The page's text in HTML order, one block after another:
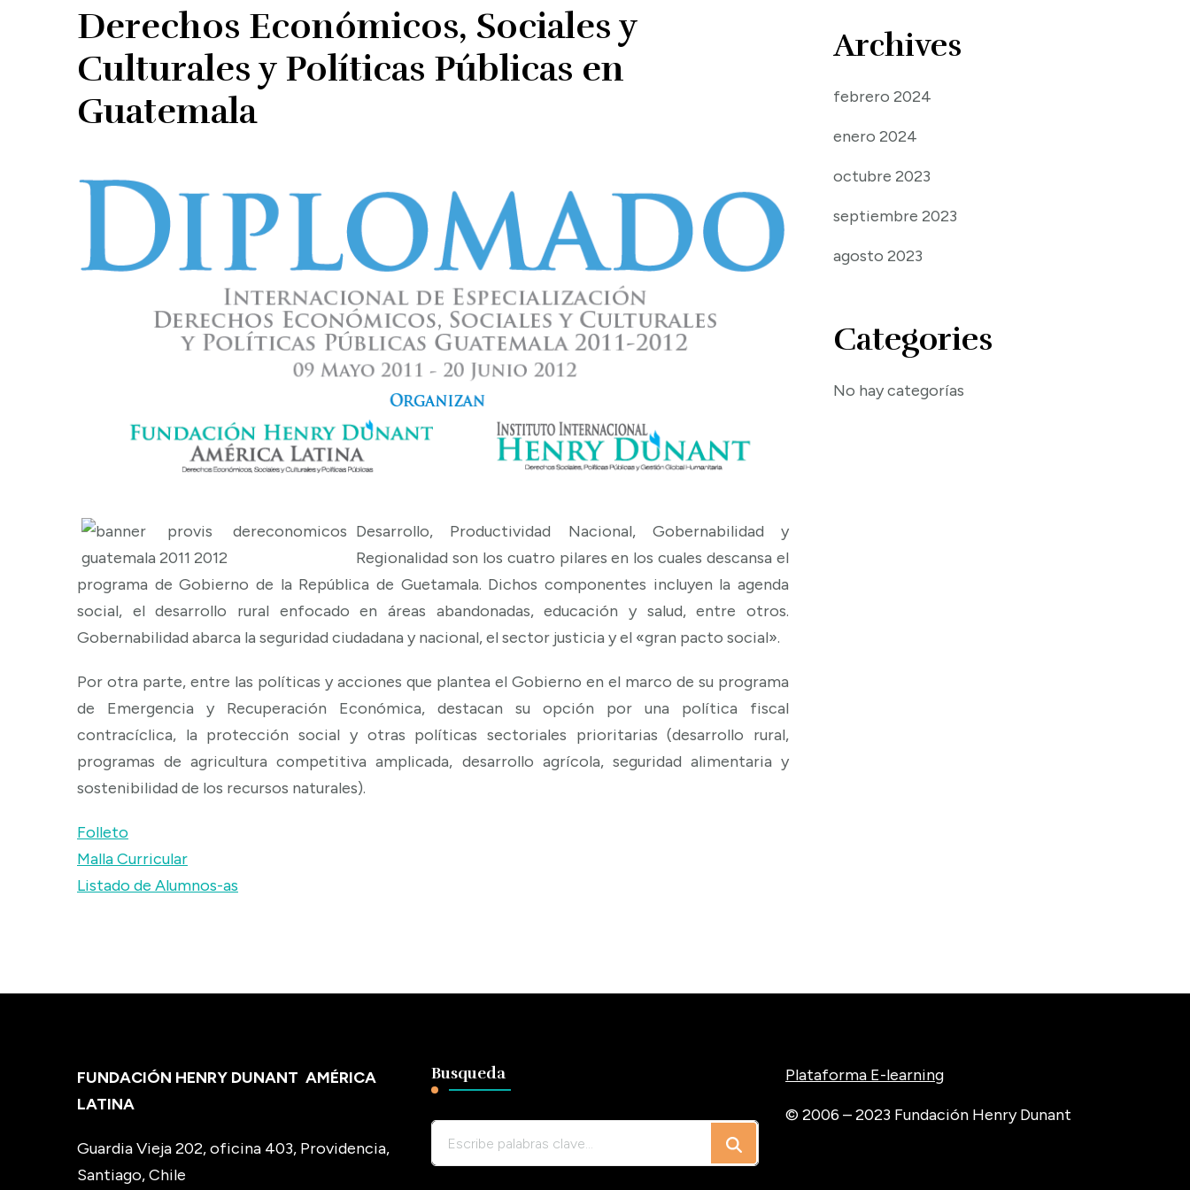
Derechos Económicos, Sociales y
Culturales y Políticas Públicas en
Guatemala
Desarrollo, Productividad Nacional, Gobernabilidad y
Regionalidad son los cuatro pilares en los cuales descansa el
programa de Gobierno de la República de Guetamala. Dichos componentes incluyen la agenda
social, el desarrollo rural enfocado en áreas abandonadas, educación y salud, entre otros.
Gobernabilidad abarca la seguridad ciudadana y nacional, el sector justicia y el «gran pacto social».
Por otra parte, entre las políticas y acciones que plantea el Gobierno en el marco de su programa
de Emergencia y Recuperación Económica, destacan su opción por una política fiscal
contracíclica, la protección social y otras políticas sectoriales prioritarias (desarrollo rural,
programas de agricultura competitiva amplicada, desarrollo agrícola, seguridad alimentaria y
sostenibilidad de los recursos naturales).
Folleto
Malla Curricular
Listado de Alumnos-as
Archives
febrero 2024
enero 2024
octubre 2023
septiembre 2023
agosto 2023
Categories
No hay categorías
FUNDACIÓN HENRY DUNANT AMÉRICA
LATINA
Guardia Vieja 202, oficina 403, Providencia,
Santiago, Chile
Busqueda
algo?
Plataforma E-learning
© 2006 – 2023 Fundación Henry Dunant